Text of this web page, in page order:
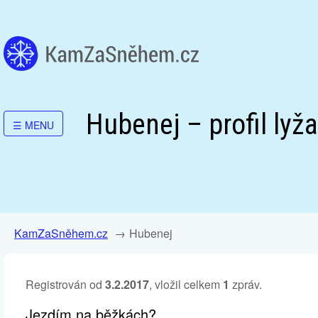
☰ MENU Hubenej – profil
KamZaSněhem.cz Hubenej
Registrován od 3.2.2017, vložil celkem 1 zpráv.